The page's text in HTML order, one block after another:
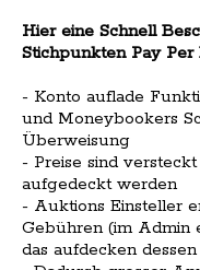
Hier eine Schnell
Stichpunkten Pay
- Konto auflade
und Moneybookers
Überweisung
- Preise sind
aufgedeckt werden
- Auktions Einsteller
Gebühren (im Admin
das aufdecken